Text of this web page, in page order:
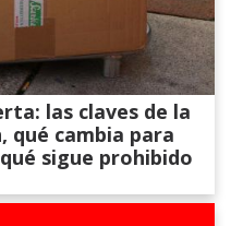
las claves de la
qué cambia para
sigue prohibido